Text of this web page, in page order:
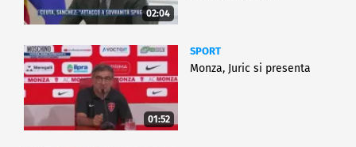
02:04
01:52
SPORT
Monza, Juric si presenta